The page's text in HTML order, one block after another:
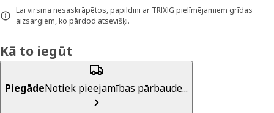
Lai virsma nesaskrāpētos, papildini ar TRIXIG pielīmējamiem grīdas
aizsargiem, ko pārdod atsevišķi.
Kā to iegūt
PiegādeNotiek pieejamības pārbaude...